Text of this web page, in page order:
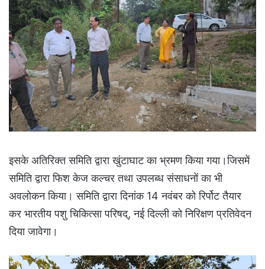
इसके अतिरिक्त समिति द्वारा खुंटाघाट का भ्रमण किया गया।जिसमें
समिति द्वारा फिश केज कल्चर तथा उपलब्ध संसाधनों का भी
अवलोकन किया। समिति द्वारा दिनांक 14 नवंबर को रिर्पोट तैयार
कर भारतीय पशु चिकित्सा परिषद्, नई दिल्ली को निरिक्षण प्रतिवेदन
दिया जावेगा।